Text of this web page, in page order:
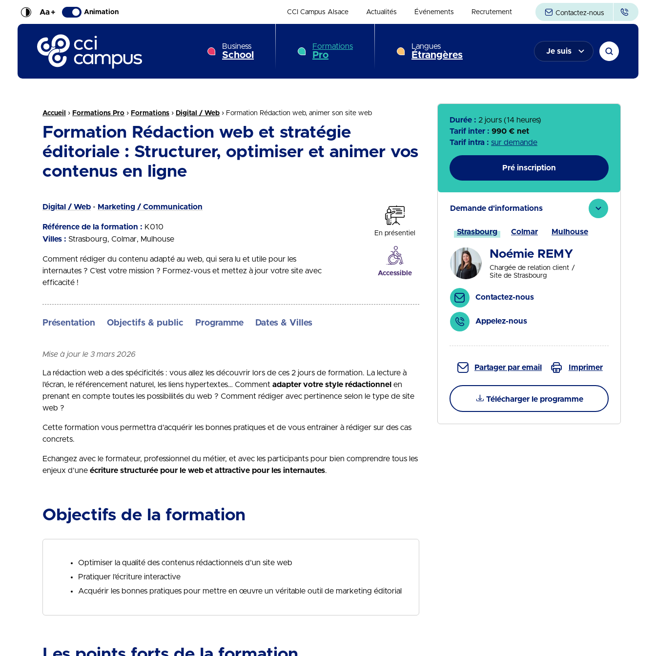
Aa+ Animation CCI Campus Alsace Actualités Événements Recrutement Contactez-nous
CCI Campus La formation qui vous ressemble
Business
School
Formations
Pro
Langues
Étrangères Je suis
Fil d'Ariane :
Accueil › Formations Pro › Formations › Digital / Web › Formation Rédaction web, animer son site web
Formation Rédaction web et stratégie
éditoriale : Structurer, optimiser et animer vos
contenus en ligne
Digital / Web Marketing / Communication
Référence de la formation : K010
Villes : Strasbourg Colmar Mulhouse
Comment rédiger du contenu adapté au web, qui sera lu et utile pour les
internautes ? C’est votre mission ? Formez-vous et mettez à jour votre site avec
efficacité !
En présentiel
Accessible
Présentation Objectifs & public Programme Dates & Villes
Durée : 2 jours (14 heures)
Tarif inter : 990 € net
Tarif intra : sur demande
Pré inscription
Demande d'informations
Strasbourg Colmar Mulhouse
Noémie REMY
Chargée de relation client
Site de Strasbourg
Contactez-nous
Appelez-nous
Partager par email Imprimer
Télécharger le programme
Mise à jour le 3 mars 2026
La rédaction web a des spécificités : vous allez les découvrir lors de ces 2 jours de formation. La lecture à
l’écran, le référencement naturel, les liens hypertextes… Comment adapter votre style rédactionnel en
prenant en compte toutes les possibilités du web ? Comment rédiger avec pertinence selon le type de site
web ?
Cette formation vous permettra d’acquérir les bonnes pratiques et de vous entrainer à rédiger sur des cas
concrets.
Echangez avec le formateur, professionnel du métier, et avec les participants pour bien comprendre tous les
enjeux d’une écriture structurée pour le web et attractive pour les internautes.
Objectifs de la formation
Optimiser la qualité des contenus rédactionnels d’un site web
Pratiquer l’écriture interactive
Acquérir les bonnes pratiques pour mettre en œuvre un véritable outil de marketing éditorial